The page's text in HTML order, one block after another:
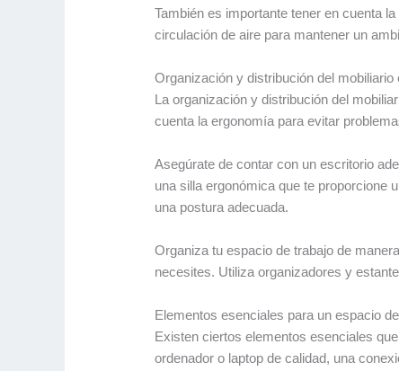
También es importante tener en cuenta
circulación de aire para mantener un
Organización y distribución del mobiliario
La organización y distribución del
cuenta la ergonomía para evitar
Asegúrate de contar con un escritorio
una silla ergonómica que te proporcione
una postura adecuada.
Organiza tu espacio de trabajo de
necesites. Utiliza organizadores y
Elementos esenciales para un espacio
Existen ciertos elementos esenciales
ordenador o laptop de calidad, una